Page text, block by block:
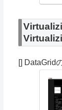
[] DataGrid